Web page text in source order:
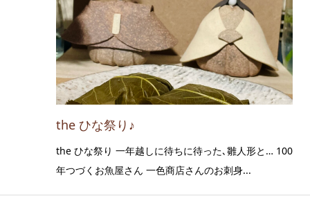
the ひな祭り♪
the ひな祭り 一年越しに待ちに待った､雛人形と… 100
年つづくお魚屋さん 一色商店さんのお刺身...